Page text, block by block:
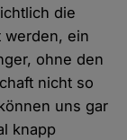
die
werden, ein
ohne den
nicht so
uns gar
knapp